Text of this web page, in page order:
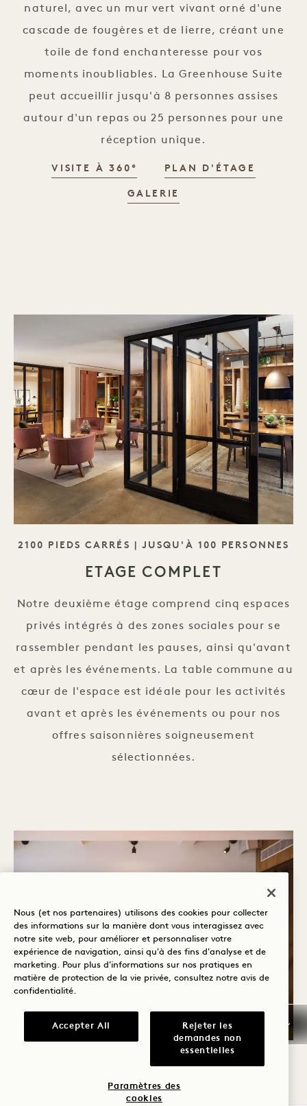
naturel, avec un mur vert vivant orné d'une
cascade de fougères et de lierre, créant une
toile de fond enchanteresse pour vos
moments inoubliables. La Greenhouse Suite
peut accueillir jusqu'à 8 personnes assises
autour d'un repas ou 25 personnes pour une
réception unique.
VISITE À 360° GREENHOUSE SUITE
PLAN D'ÉTAGE
GALERIE
SLOGAN
2100 PIEDS CARRÉS | JUSQU'À 100 PERSONNES
ETAGE COMPLET
Notre deuxième étage comprend cinq espaces
privés intégrés à des zones sociales pour se
rassembler pendant les pauses, ainsi qu'avant
et après les événements. La table commune au
cœur de l'espace est idéale pour les activités
avant et après les événements ou pour nos
offres saisonnières soigneusement
sélectionnées.
GRANDE PELOUSE
Nous (et nos partenaires) utilisons des cookies pour collecter
des informations sur la manière dont vous interagissez avec
notre site web, pour améliorer et personnaliser votre
expérience de navigation, ainsi qu'à des fins d'analyse et de
marketing. Pour plus d'informations sur nos pratiques en
matière de protection de la vie privée, consultez notre avis de
confidentialité.
Accepter All
Rejeter les
demandes non
essentielles
Paramètres des
cookies